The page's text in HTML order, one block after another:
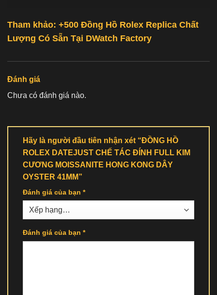
Tham khảo: +500 Đồng Hồ Rolex Replica Chất
Lượng Có Sẵn Tại DWatch Factory
Đánh giá
Chưa có đánh giá nào.
Hãy là người đầu tiên nhận xét “ĐỒNG HỒ
ROLEX DATEJUST CHẾ TÁC ĐÍNH FULL KIM
CƯƠNG MOISSANITE HONG KONG DÂY
OYSTER 41MM”
Đánh giá của bạn *
Đánh giá của bạn *